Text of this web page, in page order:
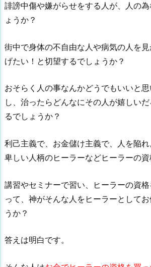
誹謗中傷や嫌がらせをする人が、人の
ょうか？
街中で身体の不自由な人や病気の人を
げたい！と切望するでしょうか？
おそらく人の事なんかどうでもいいと
し、治ったらどんなにその人が嬉しい
るでしょうか？
利己主義で、お金儲け主義で、人を陥
卑しい人柄のヒーラーなどヒーラーの資
講習やセミナーで習い、ヒーラーの資
って、神がそんな人をヒーラーとして
うか？
答えは明白です。